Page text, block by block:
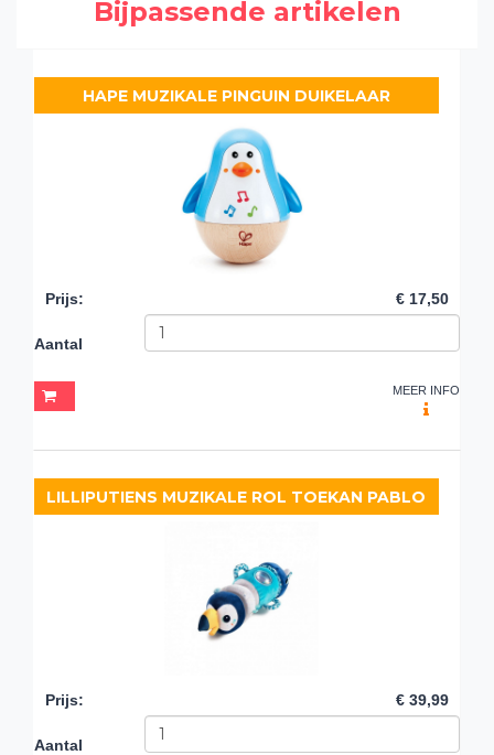
Bijpassende artikelen
HAPE MUZIKALE PINGUIN DUIKELAAR
Prijs: € 17,50
Aantal
MEER INFO
LILLIPUTIENS MUZIKALE ROL TOEKAN PABLO
Prijs: € 39,99
Aantal